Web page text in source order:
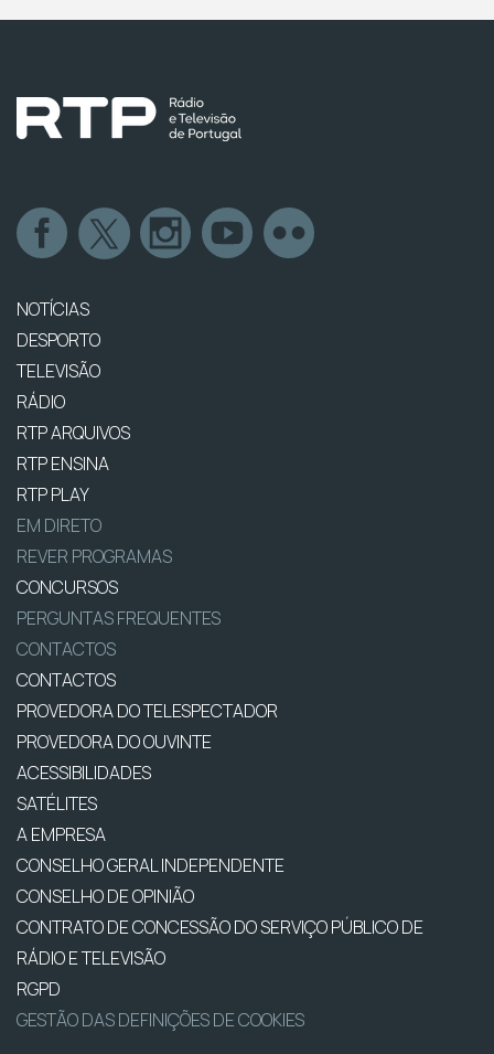
NOTÍCIAS
DESPORTO
TELEVISÃO
RÁDIO
RTP ARQUIVOS
RTP ENSINA
RTP PLAY
EM DIRETO
REVER PROGRAMAS
CONCURSOS
PERGUNTAS FREQUENTES
CONTACTOS
CONTACTOS
PROVEDORA DO TELESPECTADOR
PROVEDORA DO OUVINTE
ACESSIBILIDADES
SATÉLITES
A EMPRESA
CONSELHO GERAL INDEPENDENTE
CONSELHO DE OPINIÃO
CONTRATO DE CONCESSÃO DO SERVIÇO PÚBLICO DE
RÁDIO E TELEVISÃO
RGPD
GESTÃO DAS DEFINIÇÕES DE COOKIES